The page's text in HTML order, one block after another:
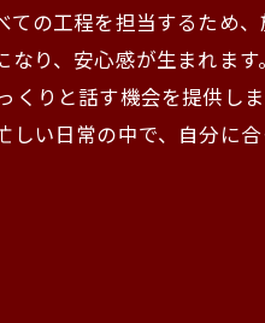
の工程を担当するため
り、安心感が生まれます
くりと話す機会を提供し
い日常の中で、自分に